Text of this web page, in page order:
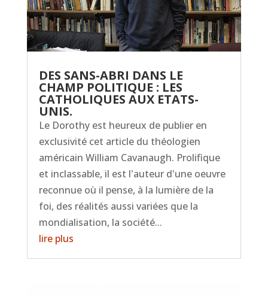
DES SANS-ABRI DANS LE
CHAMP POLITIQUE : LES
CATHOLIQUES AUX ETATS-
UNIS.
Le Dorothy est heureux de publier en
exclusivité cet article du théologien
américain William Cavanaugh. Prolifique
et inclassable, il est l'auteur d'une oeuvre
reconnue où il pense, à la lumière de la
foi, des réalités aussi variées que la
mondialisation, la société...
lire plus